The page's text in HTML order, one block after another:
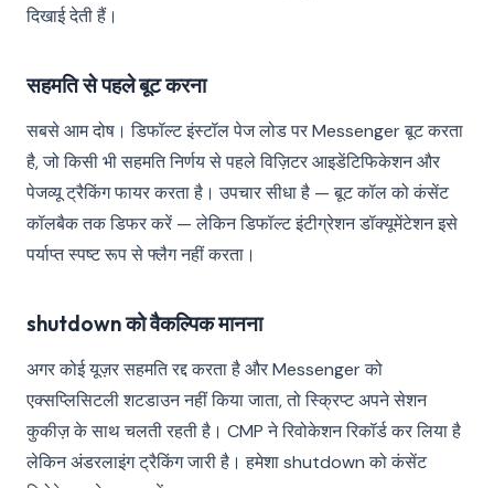
दिखाई देती हैं।
सहमति से पहले बूट करना
सबसे आम दोष। डिफॉल्ट इंस्टॉल पेज लोड पर Messenger बूट करता
है, जो किसी भी सहमति निर्णय से पहले विज़िटर आइडेंटिफिकेशन और
पेजव्यू ट्रैकिंग फायर करता है। उपचार सीधा है — बूट कॉल को कंसेंट
कॉलबैक तक डिफर करें — लेकिन डिफॉल्ट इंटीग्रेशन डॉक्यूमेंटेशन इसे
पर्याप्त स्पष्ट रूप से फ्लैग नहीं करता।
shutdown को वैकल्पिक मानना
अगर कोई यूज़र सहमति रद्द करता है और Messenger को
एक्सप्लिसिटली शटडाउन नहीं किया जाता, तो स्क्रिप्ट अपने सेशन
कुकीज़ के साथ चलती रहती है। CMP ने रिवोकेशन रिकॉर्ड कर लिया है
लेकिन अंडरलाइंग ट्रैकिंग जारी है। हमेशा shutdown को कंसेंट